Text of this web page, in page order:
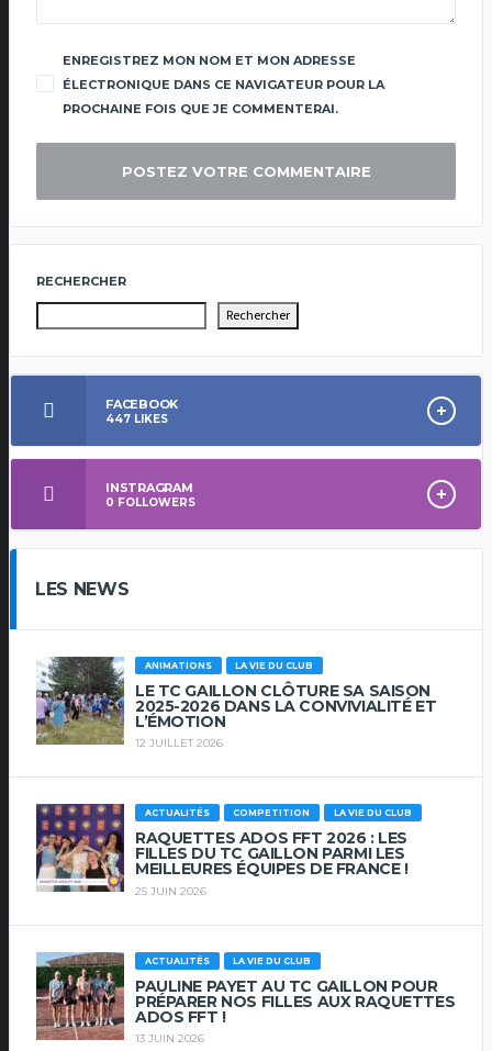
ENREGISTREZ MON NOM ET MON ADRESSE
ÉLECTRONIQUE DANS CE NAVIGATEUR POUR LA
PROCHAINE FOIS QUE JE COMMENTERAI.
RECHERCHER
Rechercher
FACEBOOK
447 LIKES
INSTRAGRAM
0 FOLLOWERS
LES NEWS
ANIMATIONS LA VIE DU CLUB
LE TC GAILLON CLÔTURE SA SAISON
2025-2026 DANS LA CONVIVIALITÉ ET
L’ÉMOTION
12 JUILLET 2026
ACTUALITÉS COMPETITION LA VIE DU CLUB
RAQUETTES ADOS FFT 2026 : LES
FILLES DU TC GAILLON PARMI LES
MEILLEURES ÉQUIPES DE FRANCE !
25 JUIN 2026
ACTUALITÉS LA VIE DU CLUB
PAULINE PAYET AU TC GAILLON POUR
PRÉPARER NOS FILLES AUX RAQUETTES
ADOS FFT !
13 JUIN 2026